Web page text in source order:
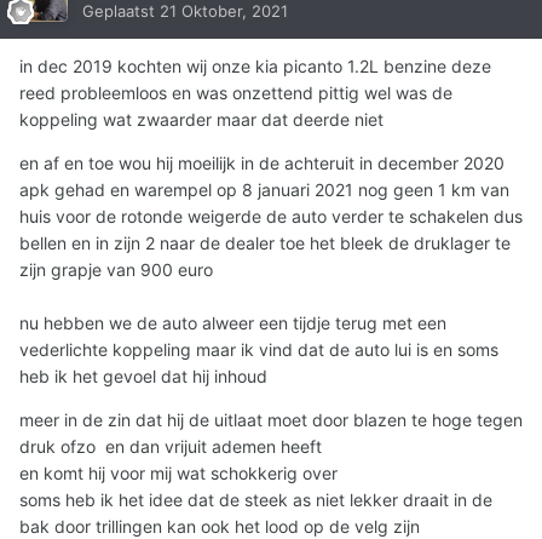
Geplaatst 21 Oktober, 2021
in dec 2019 kochten wij onze kia picanto 1.2L benzine deze
reed probleemloos en was onzettend pittig wel was de
koppeling wat zwaarder maar dat deerde niet
en af en toe wou hij moeilijk in de achteruit in december 2020
apk gehad en warempel op 8 januari 2021 nog geen 1 km van
huis voor de rotonde weigerde de auto verder te schakelen dus
bellen en in zijn 2 naar de dealer toe het bleek de druklager te
zijn grapje van 900 euro
nu hebben we de auto alweer een tijdje terug met een
vederlichte koppeling maar ik vind dat de auto lui is en soms
heb ik het gevoel dat hij inhoud
meer in de zin dat hij de uitlaat moet door blazen te hoge tegen
druk ofzo en dan vrijuit ademen heeft
en komt hij voor mij wat schokkerig over
soms heb ik het idee dat de steek as niet lekker draait in de
bak door trillingen kan ook het lood op de velg zijn